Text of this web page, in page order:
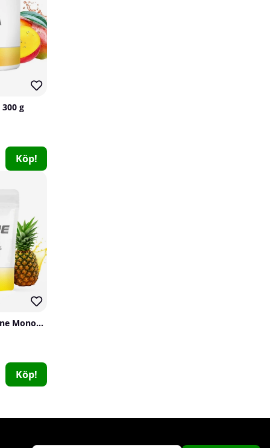
Star Nutrition
g
Köp!
SOLID Nutrition Creatine Monohydrate, 400 g
Köp!